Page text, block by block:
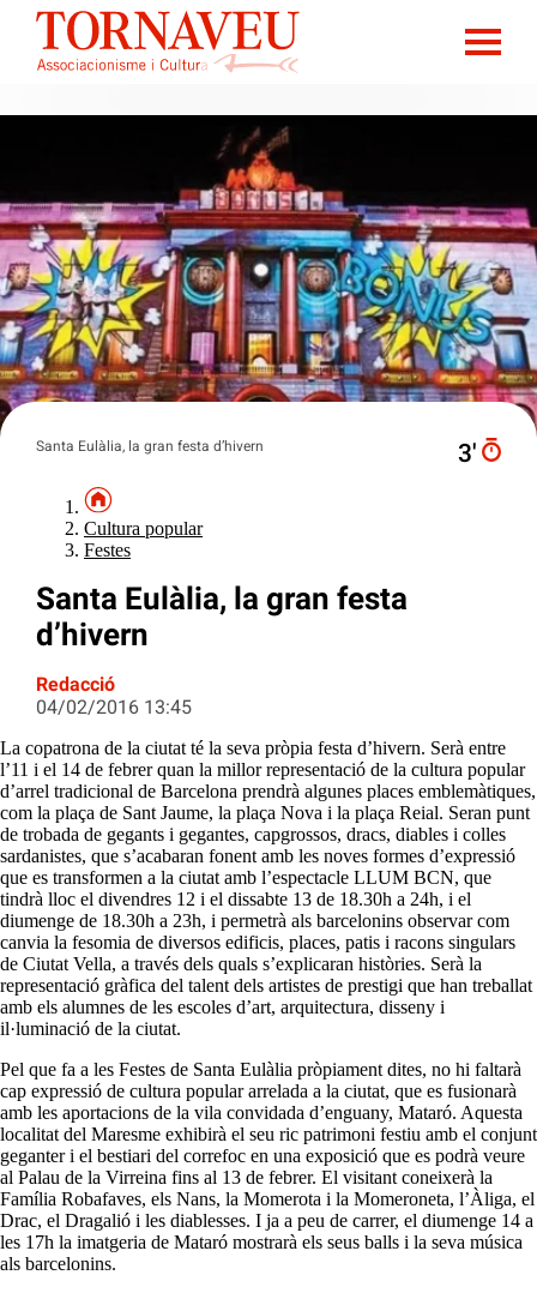
Santa Eulàlia, la gran festa d’hivern 3′
Cultura popular
Festes
Santa Eulàlia, la gran festa
d’hivern
Redacció
04/02/2016 13:45
La copatrona de la ciutat té la seva pròpia festa d’hivern. Serà entre
l’11 i el 14 de febrer quan la millor representació de la cultura popular
d’arrel tradicional de Barcelona prendrà algunes places emblemàtiques,
com la plaça de Sant Jaume, la plaça Nova i la plaça Reial. Seran punt
de trobada de gegants i gegantes, capgrossos, dracs, diables i colles
sardanistes, que s’acabaran fonent amb les noves formes d’expressió
que es transformen a la ciutat amb l’espectacle LLUM BCN, que
tindrà lloc el divendres 12 i el dissabte 13 de 18.30h a 24h, i el
diumenge de 18.30h a 23h, i permetrà als barcelonins observar com
canvia la fesomia de diversos edificis, places, patis i racons singulars
de Ciutat Vella, a través dels quals s’explicaran històries. Serà la
representació gràfica del talent dels artistes de prestigi que han treballat
amb els alumnes de les escoles d’art, arquitectura, disseny i
il·luminació de la ciutat.
Pel que fa a les Festes de Santa Eulàlia pròpiament dites, no hi faltarà
cap expressió de cultura popular arrelada a la ciutat, que es fusionarà
amb les aportacions de la vila convidada d’enguany, Mataró. Aquesta
localitat del Maresme exhibirà el seu ric patrimoni festiu amb el conjunt
geganter i el bestiari del correfoc en una exposició que es podrà veure
al Palau de la Virreina fins al 13 de febrer. El visitant coneixerà la
Família Robafaves, els Nans, la Momerota i la Momeroneta, l’Àliga, el
Drac, el Dragalió i les diablesses. I ja a peu de carrer, el diumenge 14 a
les 17h la imatgeria de Mataró mostrarà els seus balls i la seva música
als barcelonins.